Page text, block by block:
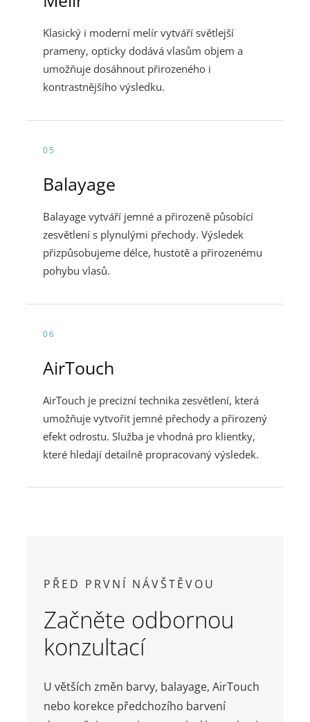
Klasický i moderní melír vytváří světlejší
prameny, opticky dodává vlasům objem a
umožňuje dosáhnout přirozeného i
kontrastnějšího výsledku.
05
Balayage
Balayage vytváří jemné a přirozeně působící
zesvětlení s plynulými přechody. Výsledek
přizpůsobujeme délce, hustotě a přirozenému
pohybu vlasů.
06
AirTouch
AirTouch je precizní technika zesvětlení, která
umožňuje vytvořit jemné přechody a přirozený
efekt odrostu. Služba je vhodná pro klientky,
které hledají detailně propracovaný výsledek.
PŘED PRVNÍ NÁVŠTĚVOU
Začněte odbornou
konzultací
U větších změn barvy, balayage, AirTouch
nebo korekce předchozího barvení